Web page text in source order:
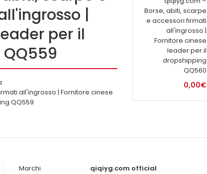
|
per il
all'ingrosso | Fornitore cinese
QQ559
Borse, abiti, scarpe
e accessori firmati
all'ingrosso |
Fornitore cinese
leader per il
dropshipping
QQ560
0,00€
Marchi
qiqiyg.com official